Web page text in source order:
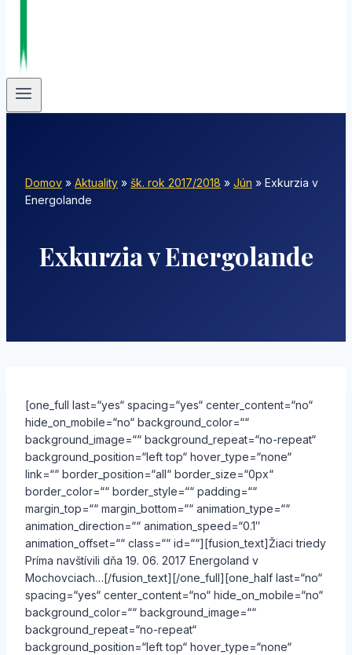
Domov » Aktuality » šk. rok 2017/2018 » Jún » Exkurzia v
Energolande
Exkurzia v Energolande
[one_full last=“yes“ spacing=“yes“ center_content=“no“
hide_on_mobile=“no“ background_color=““
background_image=““ background_repeat=“no-repeat“
background_position=“left top“ hover_type=“none“
link=““ border_position=“all“ border_size=“0px“
border_color=““ border_style=““ padding=““
margin_top=““ margin_bottom=““ animation_type=““
animation_direction=““ animation_speed=“0.1″
animation_offset=““ class=““ id=““][fusion_text]Žiaci triedy
Príma navštívili dňa 19. 06. 2017 Energoland v
Mochovciach…[/fusion_text][/one_full][one_half last=“no“
spacing=“yes“ center_content=“no“ hide_on_mobile=“no“
background_color=““ background_image=““
background_repeat=“no-repeat“
background_position=“left top“ hover_type=“none“